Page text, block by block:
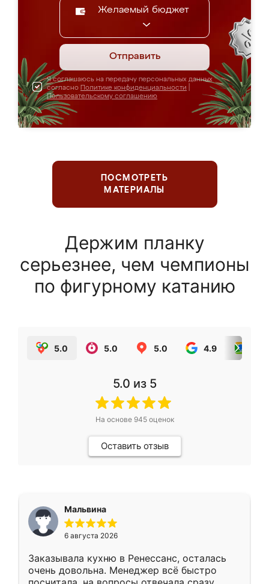
Желаемый бюджет
Отправить
Я соглашаюсь на передачу персональных данных
согласно Политике конфиденциальности
Пользовательскому соглашению
ПОСМОТРЕТЬ
МАТЕРИАЛЫ
Держим планку
серьезнее, чем чемпионы
по фигурному катанию
5.0 5.0 5.0 4.9
5.0 из 5
На основе 945оценок
Оставить отзыв
Мальвина
6 августа 2026
Заказывала кухню в Ренессанс, осталась
очень довольна. Менеджер всё быстро